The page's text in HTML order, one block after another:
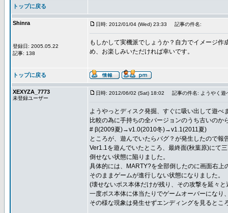
トップに戻る
Shinra
登録日: 2005.05.22
記事: 138
日時: 2012/01/04 (Wed) 23:33 記事の件名:
もしかして実機派でしょうか？自力でイメージ
め、お楽しみいただければ幸いです。
トップに戻る
XEXYZA_7773
未登録ユーザー
日時: 2012/06/02 (Sat) 18:02 記事の件名: ようやく
ようやっとディスク発掘、すぐに吸い出して遊べ
比較の為に手持ちの全バージョンのうち古いの
# β(2009夏)→v1.0(2010冬)→v1.1(2011夏)
ところが、遊んでいたらバグ？が発生したので報
Ver1.1を遊んでいたところ、最終面(秋葉原)にて
倒せない状態に陥りました。
具体的には、MARTY?を全部倒したのに画面右上
そのままゲームが進行しない状態になりました。
(壊せないボス本体だけが残り、その攻撃を延々
一度ボス本体に体当たりでゲームオーバーになり
その様な現象は発生せずエンディングを見るとこ